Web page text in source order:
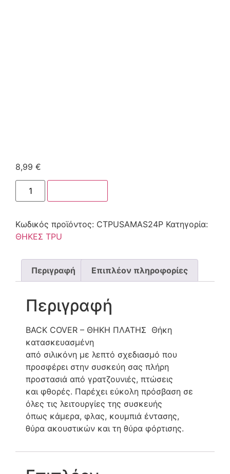
8,99 €
Κωδικός προϊόντος: CTPUSAMAS24P Κατηγορία:
ΘΗΚΕΣ TPU
Περιγραφή Επιπλέον πληροφορίες
Περιγραφή
BACK COVER – ΘΗΚΗ ΠΛΑΤΗΣ Θήκη
κατασκευασμένη
από σιλικόνη με λεπτό σχεδιασμό που
προσφέρει στην συσκεύη σας πλήρη
προστασιά από γρατζουνιές, πτώσεις
και φθορές. Παρέχει εύκολη πρόσβαση σε
όλες τις λειτουργίες της συσκευής
όπως κάμερα, φλας, κουμπιά έντασης,
θύρα ακουστικών και τη θύρα φόρτισης.